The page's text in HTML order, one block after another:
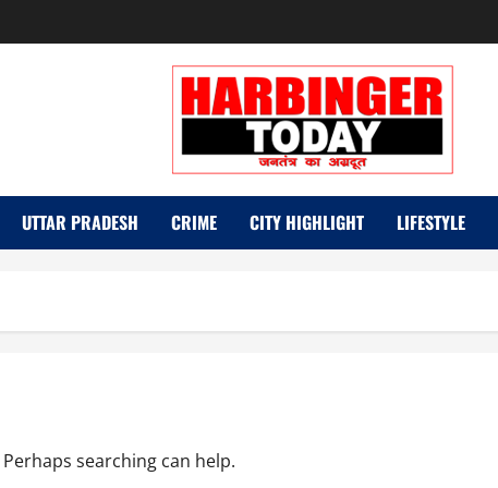
UTTAR PRADESH CRIME CITY HIGHLIGHT LIFESTYLE
searching can help.